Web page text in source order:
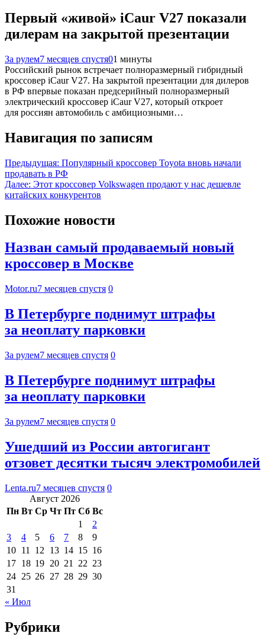
Первый «живой» iCaur V27 показали
дилерам на закрытой презентации
За рулем7 месяцев спустя01 минуты
Российский рынок встречает полноразмерный гибридный
кроссовер iCaur V27. На закрытой презентации для дилеров
в РФ впервые показан предсерийный полноразмерный
электрический кроссовер iCaur V27, который откроет
для россиян автомобиль с амбициозными…
Навигация по записям
Предыдущая: Популярный кроссовер Toyota вновь начали
продавать в РФ
Далее: Этот кроссовер Volkswagen продают у нас дешевле
китайских конкурентов
Похожие новости
Назван самый продаваемый новый
кроссовер в Москве
Motor.ru7 месяцев спустя 0
В Петербурге поднимут штрафы
за неоплату парковки
За рулем7 месяцев спустя 0
В Петербурге поднимут штрафы
за неоплату парковки
За рулем7 месяцев спустя 0
Ушедший из России автогигант
отзовет десятки тысяч электромобилей
Lenta.ru7 месяцев спустя 0
Август 2026
Пн Вт Ср Чт Пт Сб Вс
1
2
3
4 5 6 7 8
9
10 11 12 13 14 15 16
17 18 19 20 21 22 23
24 25 26 27 28 29 30
31
« Июл
Рубрики